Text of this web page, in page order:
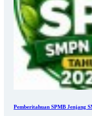
Pemberitahuan SPMB Jenjang